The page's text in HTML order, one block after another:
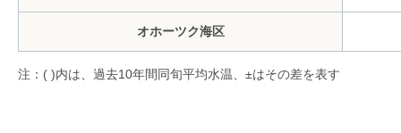
オホーツク海区
注：( )内は、過去10年間同旬平均水温、±はその差を表す